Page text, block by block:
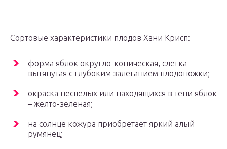
Сортовые характеристики плодов Хани Крисп:
форма яблок округло-коническая, слегка
вытянутая с глубоким залеганием плодоножки;
окраска неспелых или находящихся в тени яблок
– желто-зеленая;
на солнце кожура приобретает яркий алый
румянец;